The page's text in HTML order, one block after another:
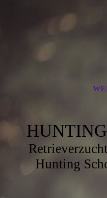
Hunting